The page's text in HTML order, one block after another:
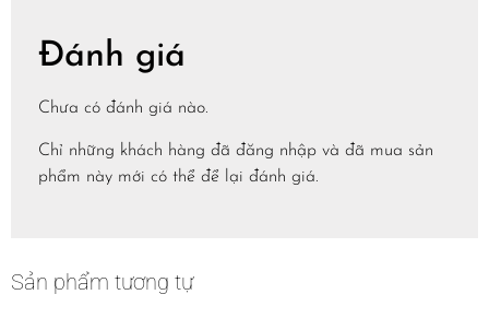
Đánh giá
Chưa có đánh giá nào.
Chỉ những khách hàng đã đăng nhập và đã mua sản
phẩm này mới có thể để lại đánh giá.
Sản phẩm tương tự